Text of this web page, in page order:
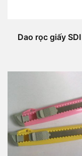
Dao rọc giấy